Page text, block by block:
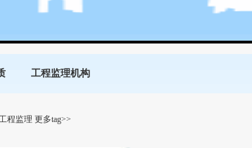
工程监理机构
程监理 更多tag>>